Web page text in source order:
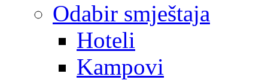
Odabir smještaja
Hoteli
Kampovi